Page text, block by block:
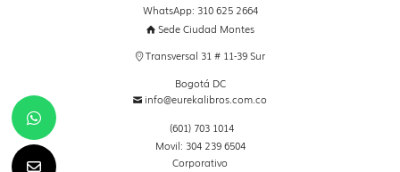
WhatsApp: 310 625 2664
Sede Ciudad Montes
Transversal 31 # 11-39 Sur
Bogotá DC
info@eurekalibros.com.co
(601) 703 1014
Movil: 304 239 6504
Corporativo